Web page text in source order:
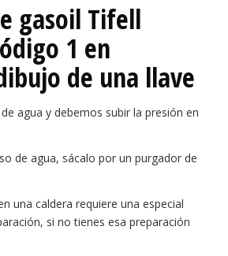
gasoil Tifell
1 en
de una llave
agua y debemos subir la presión en
de agua, sácalo por un purgador de
una caldera requiere una especial
si no tienes esa preparación